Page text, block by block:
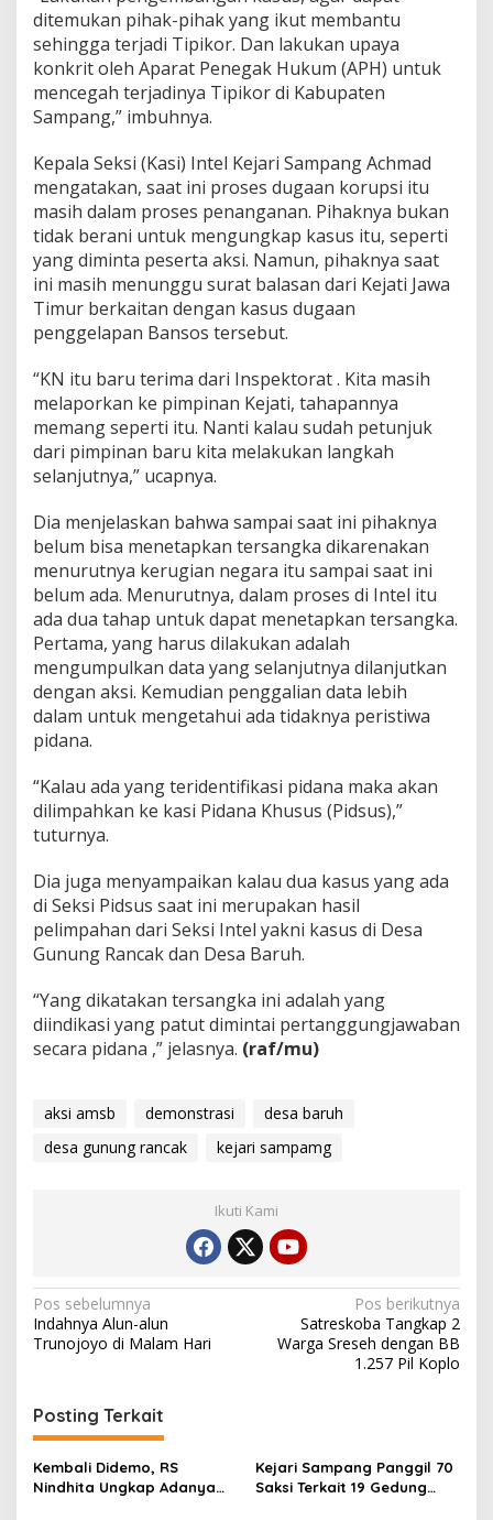
ditemukan pihak-pihak yang ikut membantu
sehingga terjadi Tipikor. Dan lakukan upaya
konkrit oleh Aparat Penegak Hukum (APH) untuk
mencegah terjadinya Tipikor di Kabupaten
Sampang,” imbuhnya.
Kepala Seksi (Kasi) Intel Kejari Sampang Achmad
mengatakan, saat ini proses dugaan korupsi itu
masih dalam proses penanganan. Pihaknya bukan
tidak berani untuk mengungkap kasus itu, seperti
yang diminta peserta aksi. Namun, pihaknya saat
ini masih menunggu surat balasan dari Kejati Jawa
Timur berkaitan dengan kasus dugaan
penggelapan Bansos tersebut.
“KN itu baru terima dari Inspektorat . Kita masih
melaporkan ke pimpinan Kejati, tahapannya
memang seperti itu. Nanti kalau sudah petunjuk
dari pimpinan baru kita melakukan langkah
selanjutnya,” ucapnya.
Dia menjelaskan bahwa sampai saat ini pihaknya
belum bisa menetapkan tersangka dikarenakan
menurutnya kerugian negara itu sampai saat ini
belum ada. Menurutnya, dalam proses di Intel itu
ada dua tahap untuk dapat menetapkan tersangka.
Pertama, yang harus dilakukan adalah
mengumpulkan data yang selanjutnya dilanjutkan
dengan aksi. Kemudian penggalian data lebih
dalam untuk mengetahui ada tidaknya peristiwa
pidana.
“Kalau ada yang teridentifikasi pidana maka akan
dilimpahkan ke kasi Pidana Khusus (Pidsus),”
tuturnya.
Dia juga menyampaikan kalau dua kasus yang ada
di Seksi Pidsus saat ini merupakan hasil
pelimpahan dari Seksi Intel yakni kasus di Desa
Gunung Rancak dan Desa Baruh.
“Yang dikatakan tersangka ini adalah yang
diindikasi yang patut dimintai pertanggungjawaban
secara pidana ,” jelasnya. (raf/mu)
aksi amsb demonstrasi
desa baruh
desa gunung rancak
kejari sampamg
Ikuti Kami
Navigasi
pos
Pos sebelumnya
Indahnya Alun-alun
Trunojoyo di Malam Hari
Pos berikutnya
Satreskoba Tangkap 2
Warga Sreseh dengan BB
1.257 Pil Koplo
Posting Terkait
Kembali Didemo, RS
Nindhita Ungkap Adanya
Kejari Sampang Panggil 70
Saksi Terkait 19 Gedung